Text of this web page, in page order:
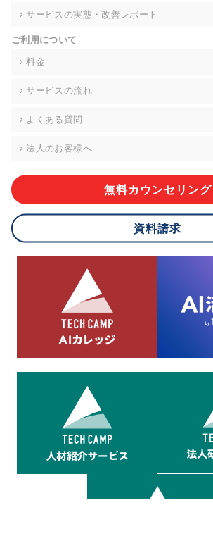
的な期間内に対応いたします。ただし、申請
により、ご希望に添えない場合があります。
グなどの個人情報以外の情報については、原
株式会社div 個人情報問合せ窓口
メールアドレス:privacy_policy@di-v.co.jp
ご本人様が当社に個人情報を提供されるかど
応ができない場合があります。
8.cookieにより取得・分析した情報とその利
当社は第三者が運営するデータ・マネジメン
ームからcookieにより収集されたウェブの閲
析結果を取得し、これをお客様の個人データ
で、広告配信等の目的で利用いたします。
サービスの実態・改善レポート
ご利用について
料金
サービスの流れ
よくある質問
法人のお客様へ
無料カウンセリング
資料請求